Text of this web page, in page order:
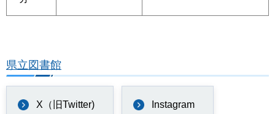
県立図書館
X（旧Twitter) Instagram